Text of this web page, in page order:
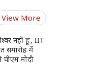
View More
नहीं हूं', IIT
समारोह में
पीएम मोदी